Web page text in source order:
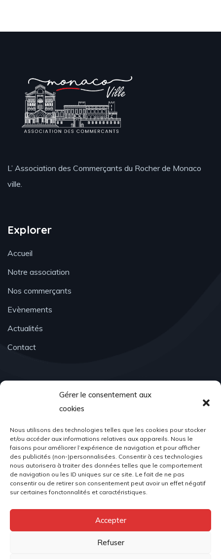
Gérer le consentement aux
cookies
Nous utilisons des technologies telles que les cookies pour stocker
et/ou accéder aux informations relatives aux appareils. Nous le
faisons pour améliorer l’expérience de navigation et pour afficher
des publicités (non-)personnalisées. Consentir à ces technologies
nous autorisera à traiter des données telles que le comportement
de navigation ou les ID uniques sur ce site. Le fait de ne pas
consentir ou de retirer son consentement peut avoir un effet négatif
sur certaines fonctonnalités et caractéristiques.
Accepter
Refuser
L’ Association des Commerçants du Rocher de Monaco
ville.
Explorer
Accueil
Notre association
Nos commerçants
Evènements
Actualités
Contact
Contact
Email Address
associationacr98@gmail.com
Location
Place du Palais, 98000 Monaco